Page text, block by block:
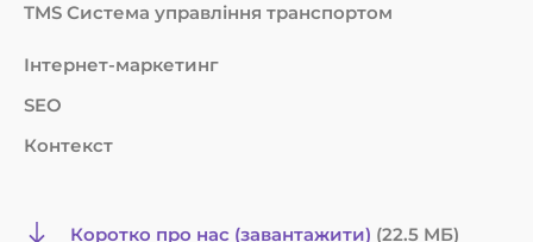
TMS Система управління транспортом
Інтернет-маркетинг
SEO
Контекст
Коротко про нас (завантажити) (22.5 MБ)